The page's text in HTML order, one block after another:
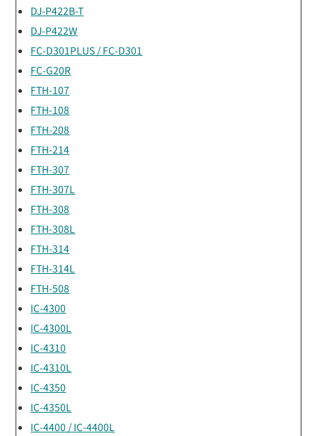
DJ-P422B-T
DJ-P422W
FC-D301PLUS / FC-D301
FC-G20R
FTH-107
FTH-108
FTH-208
FTH-214
FTH-307
FTH-307L
FTH-308
FTH-308L
FTH-314
FTH-314L
FTH-508
IC-4300
IC-4300L
IC-4310
IC-4310L
IC-4350
IC-4350L
IC-4400 / IC-4400L